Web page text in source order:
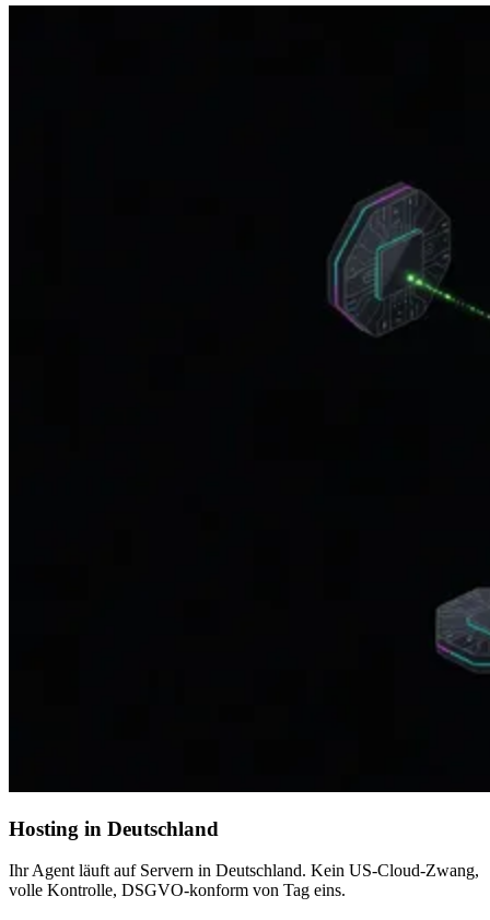
Hosting in Deutschland
Ihr Agent läuft auf Servern in Deutschland. Kein US-Cloud-Zwang,
volle Kontrolle, DSGVO-konform von Tag eins.